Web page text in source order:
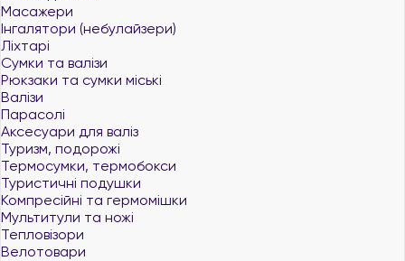
Масажери
Інгалятори (небулайзери)
Ліхтарі
Сумки та валізи
Рюкзаки та сумки міські
Валізи
Парасолі
Аксесуари для валіз
Туризм, подорожі
Термосумки, термобокси
Туристичні подушки
Компресійні та гермомішки
Мультитули та ножі
Тепловізори
Велотовари